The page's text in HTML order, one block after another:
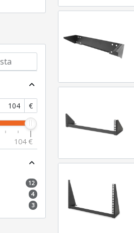
expand_less
€
104 €
expand_less
12
4
3